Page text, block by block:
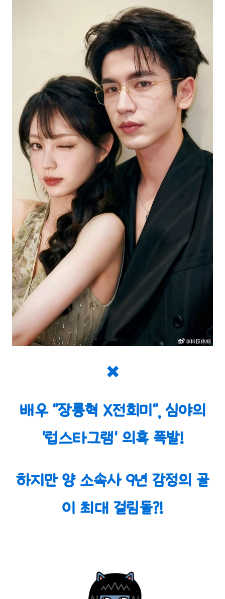
✖️
배우 "장릉혁 X전희미", 심야의
'럽스타그램' 의혹 폭발!
하지만 양 소속사 9년 감정의 골
이 최대 걸림돌?!